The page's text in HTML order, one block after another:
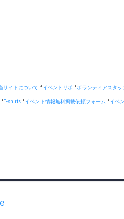
サイトについて *イベントリポ *ボランティアスタッ
*T-shirts *イベント情報無料掲載依頼フォーム *イベ